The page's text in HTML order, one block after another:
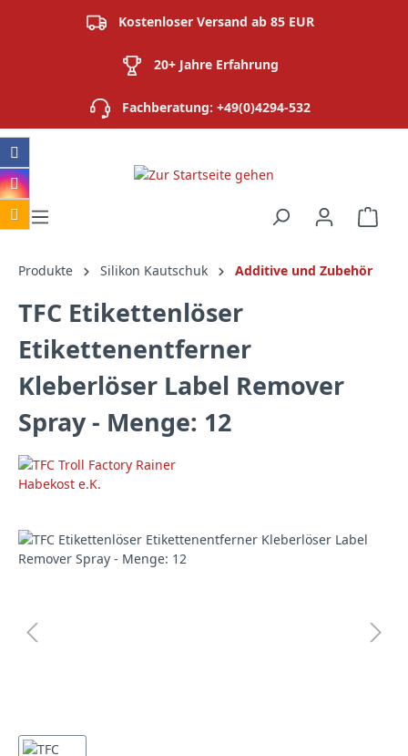
Kostenloser Versand ab 85 EUR
20+ Jahre Erfahrung
Fachberatung: +49(0)4294-532
Produkte Silikon Kautschuk Additive und Zubehör
TFC Etikettenlöser
Etikettenentferner
Kleberlöser Label Remover
Spray - Menge: 12
Bildergalerie überspringen